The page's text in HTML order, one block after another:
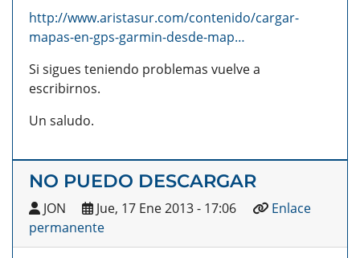
http://www.aristasur.com/contenido/cargar-
mapas-en-gps-garmin-desde-map…
Si sigues teniendo problemas vuelve a
escribirnos.
Un saludo.
NO PUEDO DESCARGAR
JON Jue, 17 Ene 2013 - 17:06
Enlace
permanente